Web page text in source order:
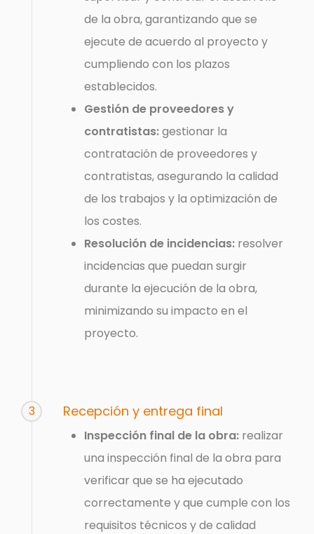
de la obra, garantizando que se
ejecute de acuerdo al proyecto y
cumpliendo con los plazos
establecidos.
Gestión de proveedores y
contratistas:gestionar la
contratación de proveedores y
contratistas, asegurando la calidad
de los trabajos y la optimización de
los costes.
Resolución de incidencias: resolver
incidencias que puedan surgir
durante la ejecución de la obra,
minimizando su impacto en el
proyecto.
3 Recepción y entrega final
Inspección final de la obra: realizar
una inspección final de la obra para
verificar que se ha ejecutado
correctamente y que cumple con los
requisitos técnicos y de calidad